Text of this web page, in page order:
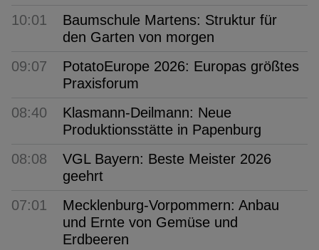
10:01
Baumschule Martens: Struktur für
den Garten von morgen
09:07
PotatoEurope 2026: Europas größtes
Praxisforum
08:40
Klasmann-Deilmann: Neue
Produktionsstätte in Papenburg
08:08
VGL Bayern: Beste Meister 2026
geehrt
07:01
Mecklenburg-Vorpommern: Anbau
und Ernte von Gemüse und
Erdbeeren